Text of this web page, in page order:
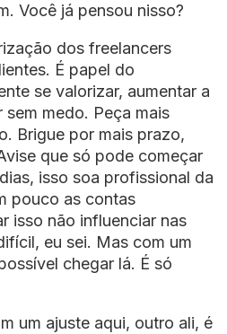
Você já pensou nisso?
dos freelancers
É papel do
se valorizar, aumentar a
medo. Peça mais
Brigue por mais prazo,
que só pode começar
isso soa profissional da
pouco as contas
isso não influenciar nas
eu sei. Mas com um
chegar lá. É só
um ajuste aqui, outro ali, é